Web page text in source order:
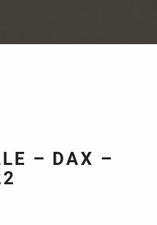
– DAX –